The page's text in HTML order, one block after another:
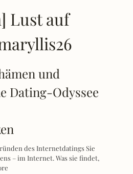
Lust auf
und
Dating-Odyssee
des Internetdatings Sie
– im Internet. Was sie findet,